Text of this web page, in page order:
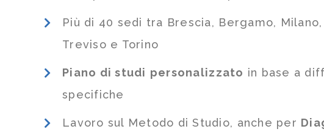
Più di 40 sedi tra Brescia, Bergamo, Milano,
Treviso e Torino
Piano di studi personalizzato in base a
specifiche
Lavoro sul Metodo di Studio, anche per